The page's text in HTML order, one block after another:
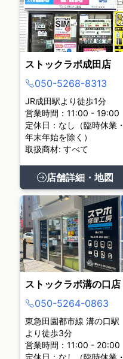
ストックラボ成田店
050-5268-8313
JR成田駅より徒歩1分
営業時間：11:00 - 19:00
定休日：なし（臨時休業・
年末年始を除く）
取扱商材: すべて
店舗詳細・地図
ストックラボ溝の口店
050-5264-0863
東急田園都市線 溝の口駅
より徒歩3分
営業時間：11:00 - 20:00
定休日：なし（臨時休業・